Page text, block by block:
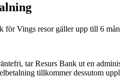
Vings resor gäller upp till 6
tar Resurs Bank ut en
tillkommer dessutom